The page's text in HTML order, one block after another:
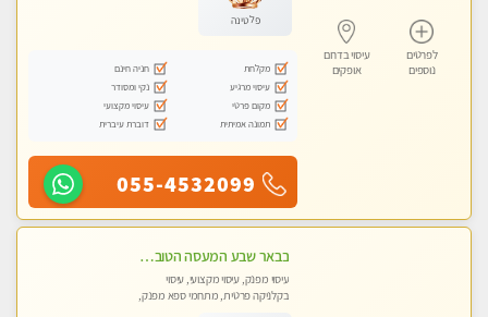
לפרטים
נוספים
עיסוי בדרום
אופקים
פלטינה
מקלחת
חניה חינם
עיסוי מרגיע
נקי ומסודר
מקום פרטי
עיסוי מקצועי
תמונה אמיתית
דוברת עיברית
055-4532099
בבאר שבע המעסה הטובה בעיר..
עיסוי מפנק, עיסוי מקצועי, עיסוי
בקלניקה פרטית, מתחמי ספא מפנק,